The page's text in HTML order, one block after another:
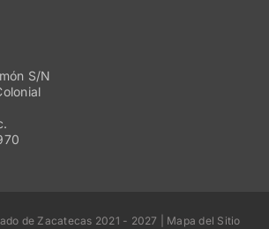
S/N
de Zacatecas 2021 - 2027 | Mapa del Sitio